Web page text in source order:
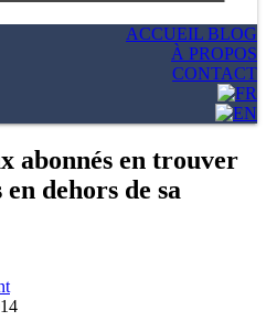
ACCUEIL BLOG
À PROPOS
CONTACT
abonnés en trouver
dehors de sa